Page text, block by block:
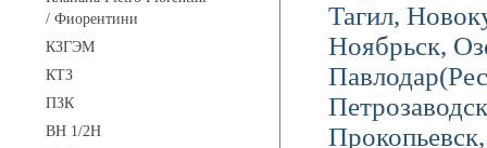
/ Фиорентини
КЗГЭМ
КТЗ
ПЗК
ВН 1/2Н
Тагил,
Ноябрьск,